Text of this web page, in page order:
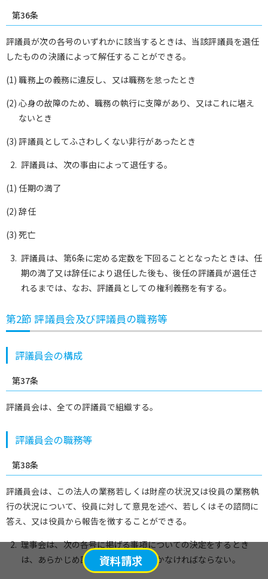
第36条
評議員が次の各号のいずれかに該当するときは、当該評議員を選任
したものの決議によって解任することができる。
(1) 職務上の義務に違反し、又は職務を怠ったとき
(2) 心身の故障のため、職務の執行に支障があり、又はこれに堪え
ないとき
(3) 評議員としてふさわしくない非行があったとき
評議員は、次の事由によって退任する。
(1) 任期の満了
(2) 辞任
(3) 死亡
評議員は、第6条に定める定数を下回ることとなったときは、任
期の満了又は辞任により退任した後も、後任の評議員が選任さ
れるまでは、なお、評議員としての権利義務を有する。
第2節 評議員会及び評議員の職務等
評議員会の構成
第37条
評議員会は、全ての評議員で組織する。
評議員会の職務等
第38条
評議員会は、この法人の業務若しくは財産の状況又は役員の業務執
行の状況について、役員に対して意見を述べ、若しくはその諮問に
答え、又は役員から報告を徴することができる。
理事会は、次の各号に掲げる事項についての決定をするとき
は、あらかじめ評議員会の意見を聴かなければならない。
資料請求